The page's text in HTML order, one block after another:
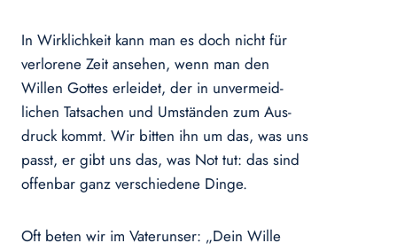
In Wirklichkeit kann man es doch nicht für
verlorene Zeit ansehen, wenn man den
Willen Gottes erleidet, der in unvermeid-
lichen Tatsachen und Umständen zum Aus-
druck kommt. Wir bitten ihn um das, was uns
passt, er gibt uns das, was Not tut: das sind
offenbar ganz verschiedene Dinge.
Oft beten wir im Vaterunser: „Dein Wille